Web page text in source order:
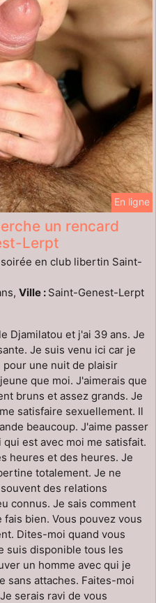
En ligne
un rencard
Lerpt
en club libertin Saint-
Ville : Saint-Genest-Lerpt
Djamilatou et j'ai 39 ans. Je
Je suis venu ici car je
une nuit de plaisir
que moi. J'aimerais que
bruns et assez grands. Je
satisfaire sexuellement. Il
beaucoup. J'aime passer
est avec moi me satisfait.
heures et des heures. Je
totalement. Je ne
souvent des relations
connus. Je sais comment
bien. Vous pouvez vous
Dites-moi quand vous
suis disponible tous les
un homme avec qui je
sans attaches. Faites-moi
serais ravi de vous